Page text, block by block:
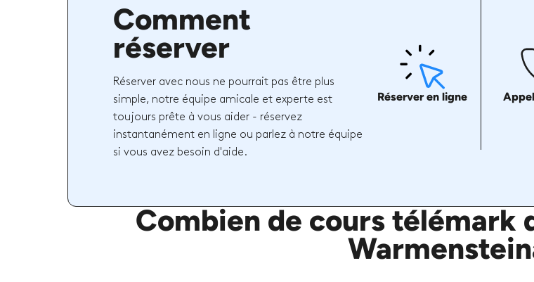
Comment
réserver
Réserver avec nous ne pourrait pas être plus
simple, notre équipe amicale et experte est
toujours prête à vous aider - réservez
instantanément en ligne ou parlez à notre équipe
si vous avez besoin d'aide.
Réserver en ligne
Combien de cours télémark